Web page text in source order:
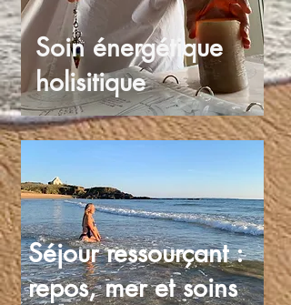
Soin énergétique
holisitique
Séjour ressourçant :
repos, mer et soins